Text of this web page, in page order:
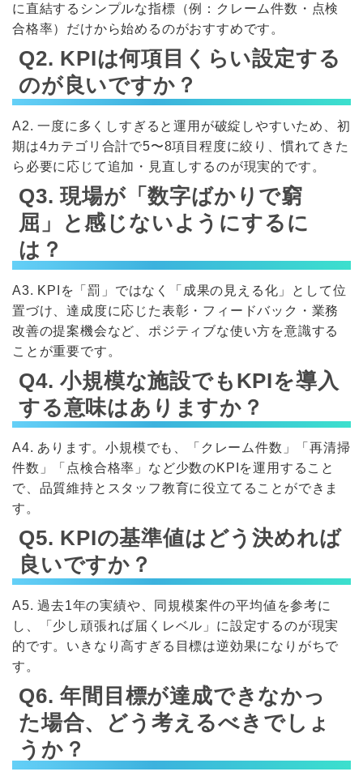
に直結するシンプルな指標（例：クレーム件数・点検
合格率）だけから始めるのがおすすめです。
Q2. KPIは何項目くらい設定する
のが良いですか？
A2. 一度に多くしすぎると運用が破綻しやすいため、初
期は4カテゴリ合計で5〜8項目程度に絞り、慣れてきた
ら必要に応じて追加・見直しするのが現実的です。
Q3. 現場が「数字ばかりで窮
屈」と感じないようにするに
は？
A3. KPIを「罰」ではなく「成果の見える化」として位
置づけ、達成度に応じた表彰・フィードバック・業務
改善の提案機会など、ポジティブな使い方を意識する
ことが重要です。
Q4. 小規模な施設でもKPIを導入
する意味はありますか？
A4. あります。小規模でも、「クレーム件数」「再清掃
件数」「点検合格率」など少数のKPIを運用すること
で、品質維持とスタッフ教育に役立てることができま
す。
Q5. KPIの基準値はどう決めれば
良いですか？
A5. 過去1年の実績や、同規模案件の平均値を参考に
し、「少し頑張れば届くレベル」に設定するのが現実
的です。いきなり高すぎる目標は逆効果になりがちで
す。
Q6. 年間目標が達成できなかっ
た場合、どう考えるべきでしょ
うか？